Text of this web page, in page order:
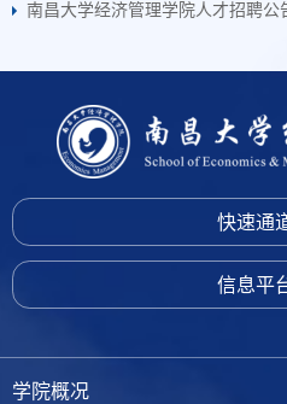
南昌大学经济管理学院人才招聘公
快速通
信息平
学院概况